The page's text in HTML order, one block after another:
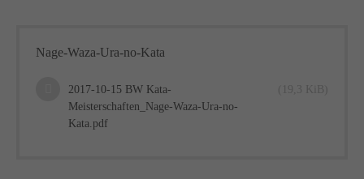
Nage-Waza-Ura-no-Kata
2017-10-15 BW Kata-
Meisterschaften_Nage-Waza-Ura-no-
Kata.pdf
(19,3 KiB)